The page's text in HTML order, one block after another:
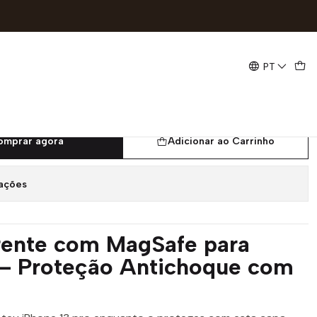
PT
| ACM85
MagSafe NovoTeck
Adicionar ao Carrinho
agora
com MagSafe para
Proteção Antichoque com